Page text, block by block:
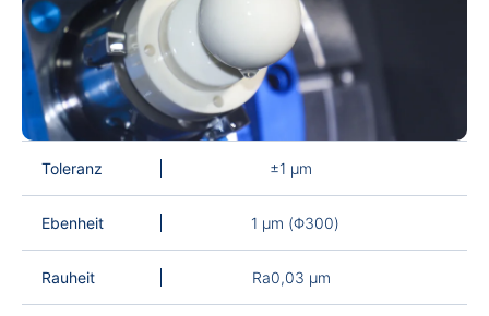
Toleranz ±1 µm
Ebenheit 1 µm (Φ300)
Rauheit Ra0,03 µm